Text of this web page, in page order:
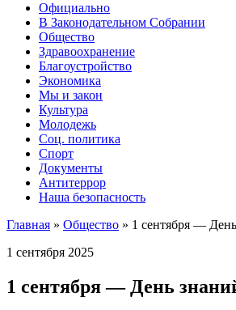
Официально
В Законодательном Собрании
Общество
Здравоохранение
Благоустройство
Экономика
Мы и закон
Культура
Молодежь
Соц. политика
Спорт
Документы
Антитеррор
Наша безопасность
Главная » Общество » 1 сентября —
1 сентября 2025
1 сентября — День